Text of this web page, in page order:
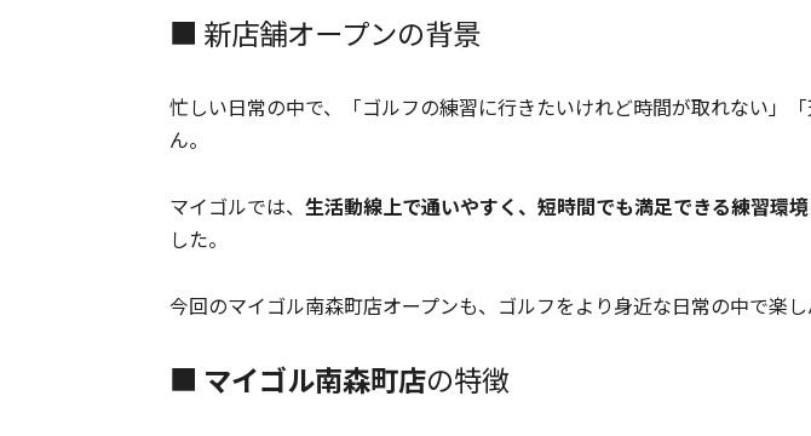
■ 新店舗オープンの背景
忙しい日常の中で、「ゴルフの練習に行きたいけれど時間が取れない」
ん。
マイゴルでは、 生活動線上で通いやすく、短時間でも満足できる練習環境
した。
今回のマイゴル南森町店オープンも、ゴルフをより身近な日常の中で楽
■ マイゴル南森町店の特徴